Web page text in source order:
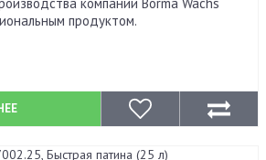
продуктом.